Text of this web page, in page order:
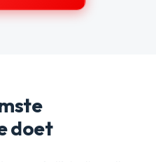
doet